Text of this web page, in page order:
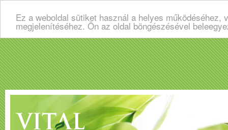
Ez a weboldal sütiket használ a helyes
megjelenítéséhez. Ön az oldal böngészésével